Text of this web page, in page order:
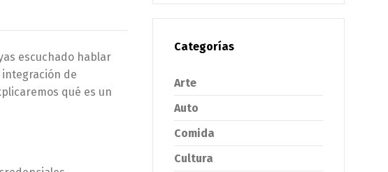
escuchado hablar
integración de
qué es un
Categorías
Arte
Auto
Comida
Cultura